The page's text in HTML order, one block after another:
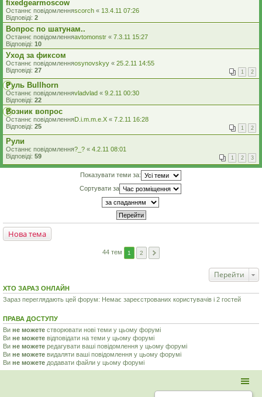
fixedgearmoscow
Останнє повідомленняscorch « 13.4.11 07:26
Відповіді: 2
Вопрос по шатунам..
Останнє повідомленняavtomonstr « 7.3.11 15:27
Відповіді: 10
Уход за фиксом
Останнє повідомленняosynovskyy « 25.2.11 14:55
Відповіді: 27 1 2
Руль Bullhorn
Останнє повідомленняvladvlad « 9.2.11 00:30
Відповіді: 22
Возник вопрос
Останнє повідомленняD.i.m.m.e.X « 7.2.11 16:28
Відповіді: 25 1 2
Рули
Останнє повідомлення?_? « 4.2.11 08:01
Відповіді: 59 1 2 3
Показувати теми за:
Сортувати за
Нова тема
44 тем 1 2
Перейти
ХТО ЗАРАЗ ОНЛАЙН
Зараз переглядають цей форум: Немає зареєстрованих користувачів і 2 гостей
ПРАВА ДОСТУПУ
Ви не можете створювати нові теми у цьому форумі
Ви не можете відповідати на теми у цьому форумі
Ви не можете редагувати ваші повідомлення у цьому форумі
Ви не можете видаляти ваші повідомлення у цьому форумі
Ви не можете додавати файли у цьому форумі